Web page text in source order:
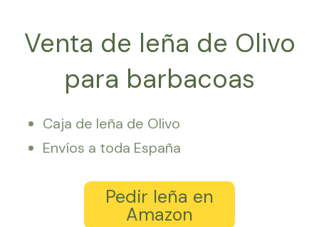
Venta de leña de Olivo
para barbacoas
Caja de leña de Olivo
Envíos a toda España
Pedir leña en
Amazon